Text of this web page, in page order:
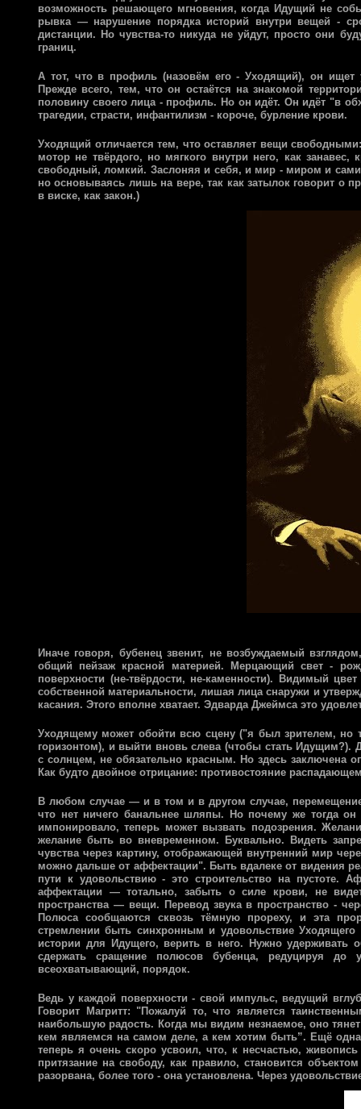
возможность решающего мгновения, когда Идущий не
рывка — нарушение порядка историй внутри вещей -
дистанции. Но чувства-то никуда не уйдут, просто они
границ.
А тот, что в профиль (назовём его - Уходящий), он ищет
Прежде всего, тем, что он остаётся на знакомой
половину своего лица - профиль. Но он идёт. Он идёт "в
трагедии, страсти, инфантилизм - короче, бурление крови.
Уходящий отличается тем, что оставляет вещи
мотор не твёрдого, но мягкого внутри него, как
свободный, ломкий. Заслоняя и себя, и мир - миром и
но основываясь лишь на вере, так как затылок говорит о
в виске, как закон.)
Иначе говоря, бубенец звенит, не возбуждаемый
общий пейзаж красной материей. Мерцающий свет -
поверхности (не-твёрдости, не-каменности). Видимый
собственной материальности, лишая лица снаружи и
касания. Этого вполне хватает. Эдварда Джеймса это
Уходящему может обойти всю сцену ("я был зрителем, но
горизонтом), и выйти вновь слева (чтобы стать Идущим?).
с солнцем, не обязательно красным. Но здесь заключена
Как будто двойное отрицание: противостояние
В любом случае — и в том и в другом случае,
что нет ничего банальнее шляпы. Но почему же тогда
импонировало, теперь может вызвать подозрения.
желание быть во вневременном. Буквально. Видеть
чувства через картину, отображающей внутренний мир
можно дальше от аффектации". Быть вдалеке от видения
пути к удовольствию - это строительство на
аффектации — тотально, забыть о силе крови, не
пространства — вещи. Перевод звука в пространство -
Полюса сообщаются сквозь тёмную прореху, и эта
стремлении быть синхронным и удовольствие
истории для Идущего, верить в него. Нужно
сдержать сращение полюсов бубенца, редуцируя до
всеохватывающий, порядок.
Ведь у каждой поверхности - свой импульс, ведущий
Говорит Магритт: "Пожалуй то, что является
наибольшую радость. Когда мы видим незнаемое, оно
кем являемся на самом деле, а кем хотим быть”. Ещё
теперь я очень скоро усвоил, что, к несчастью,
притязание на свободу, как правило, становится
разорвана, более того - она установлена. Через